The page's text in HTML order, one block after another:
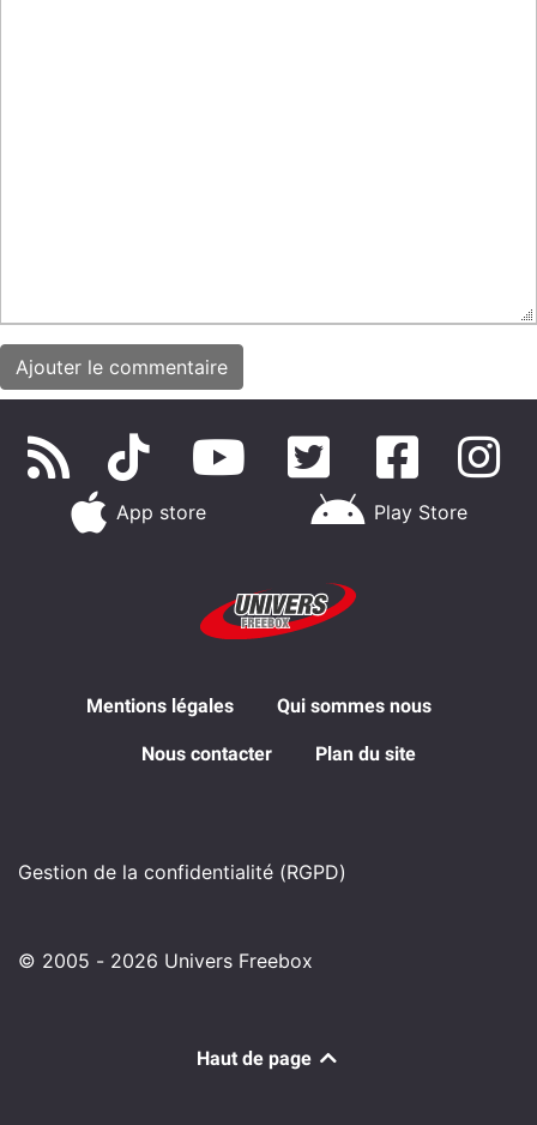
App store Play Store
Mentions légales Qui sommes nous
Nous contacter Plan du site
Gestion de la confidentialité (RGPD)
© 2005 - 2026 Univers Freebox
Haut de page